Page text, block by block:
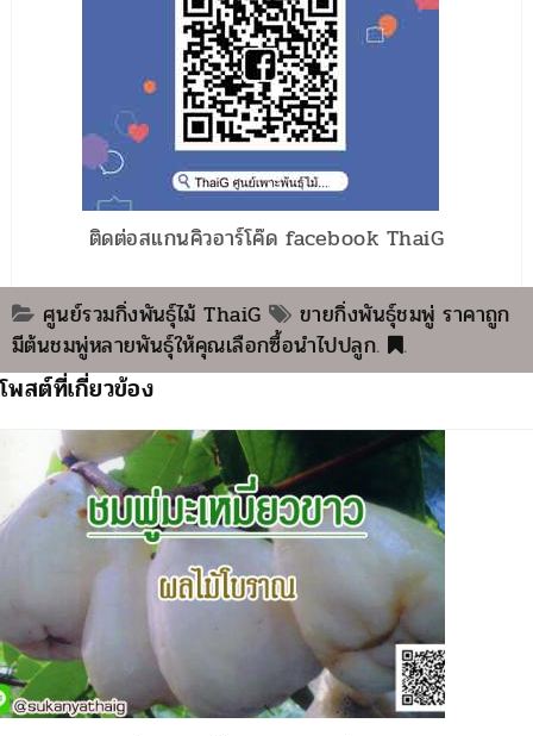
ติดต่อสแกนคิวอาร์โค๊ด facebook ThaiG
ศูนย์รวมกิ่งพันธุ์ไม้ ThaiG
ขายกิ่งพันธุ์ชมพู่ ราคาถูก
มีต้นชมพู่หลายพันธุ์ให้คุณเลือกซื้อนำไปปลูก. .
โพสต์ที่เกี่ยวข้อง